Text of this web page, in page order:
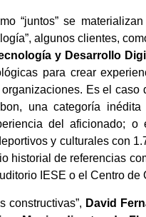
“juntos” se
algunos clientes,
y Desarrollo
para crear
Es el caso
una categoría
del aficionado; o
y culturales con
historial de referencias
IESE o el Centro de
constructivas”, David